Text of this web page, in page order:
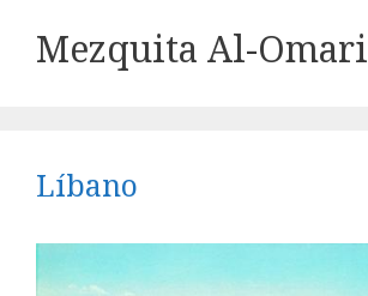
Mezquita Al-Omari
Líbano